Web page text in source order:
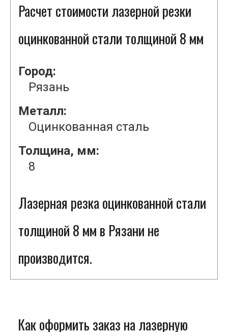
Расчет стоимости лазерной резки
оцинкованной стали толщиной 8 мм
Город:
Рязань
Металл:
Оцинкованная сталь
Толщина, мм:
8
Лазерная резка оцинкованной стали
толщиной 8 мм в Рязани не
производится.
Как оформить заказ на лазерную